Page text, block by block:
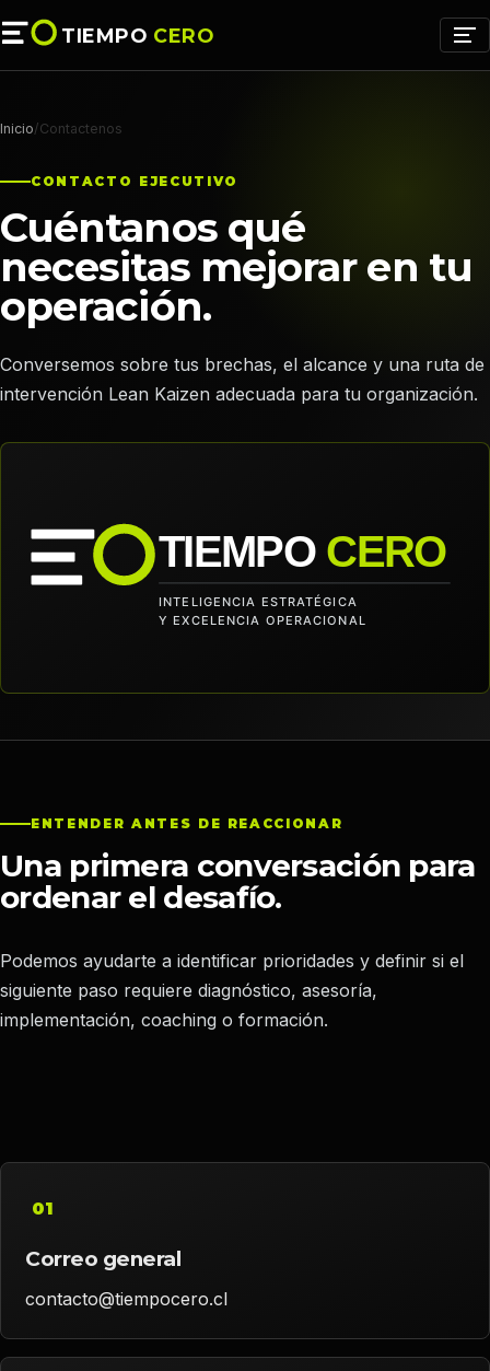
TIEMPO CERO
Inicio/Contactenos
CONTACTO EJECUTIVO
Cuéntanos qué
necesitas mejorar en tu
operación.
Conversemos sobre tus brechas, el alcance y una ruta de
intervención Lean Kaizen adecuada para tu organización.
ENTENDER ANTES DE REACCIONAR
Una primera conversación para
ordenar el desafío.
Podemos ayudarte a identificar prioridades y definir si el
siguiente paso requiere diagnóstico, asesoría,
implementación, coaching o formación.
01
Correo general
contacto@tiempocero.cl